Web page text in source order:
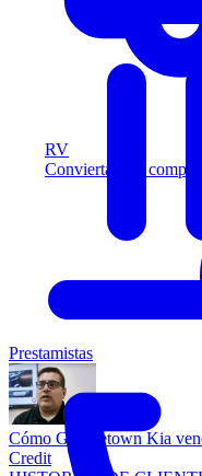
RV
Convierta más
Prestamistas
Cómo Georgetown Kia
Credit